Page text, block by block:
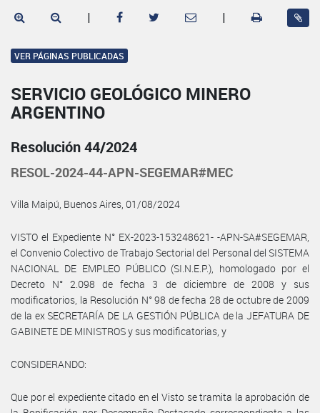
| |
VER PÁGINAS PUBLICADAS
SERVICIO GEOLÓGICO MINERO
ARGENTINO
Resolución 44/2024
RESOL-2024-44-APN-SEGEMAR#MEC
Villa Maipú, Buenos Aires, 01/08/2024
VISTO el Expediente N° EX-2023-153248621- -APN-SA#SEGEMAR,
el Convenio Colectivo de Trabajo Sectorial del Personal del SISTEMA
NACIONAL DE EMPLEO PÚBLICO (SI.N.E.P.), homologado por el
Decreto N° 2.098 de fecha 3 de diciembre de 2008 y sus
modificatorios, la Resolución N° 98 de fecha 28 de octubre de 2009
de la ex SECRETARÍA DE LA GESTIÓN PÚBLICA de la JEFATURA DE
GABINETE DE MINISTROS y sus modificatorias, y
CONSIDERANDO:
Que por el expediente citado en el Visto se tramita la aprobación de